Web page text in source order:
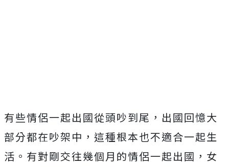
有些情侶一起出國從頭吵到尾，出國回憶大
部分都在吵架中，這種根本也不適合一起生
活。有對剛交往幾個月的情侶一起出國，女